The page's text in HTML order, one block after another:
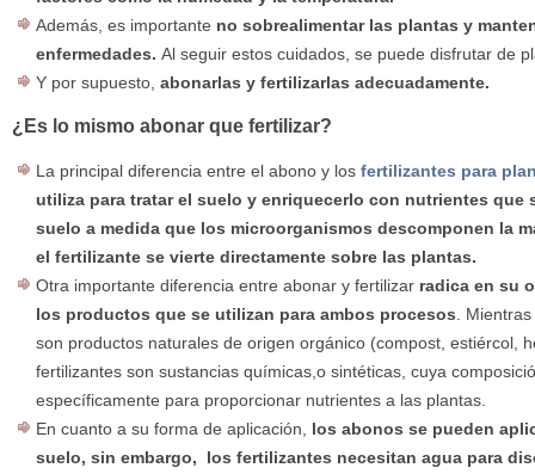
Además, es importante no sobrealimentar las plantas y
enfermedades. Al seguir estos cuidados, se puede disfrutar de
Y por supuesto, abonarlas y fertilizarlas adecuadamente.
¿Es lo mismo abonar que fertilizar?
La principal diferencia entre el abono y los fertilizantes para
utiliza para tratar el suelo y enriquecerlo con nutrientes que
suelo a medida que los microorganismos descomponen la
el fertilizante se vierte directamente sobre las plantas.
Otra importante diferencia entre abonar y fertilizar radica en su
los productos que se utilizan para ambos procesos .
son productos naturales de origen orgánico (compost, estiércol,
fertilizantes son sustancias químicas,o sintéticas, cuya
específicamente para proporcionar nutrientes a las plantas.
En cuanto a su forma de aplicación, los abonos se pueden
suelo, sin embargo, los fertilizantes necesitan agua para